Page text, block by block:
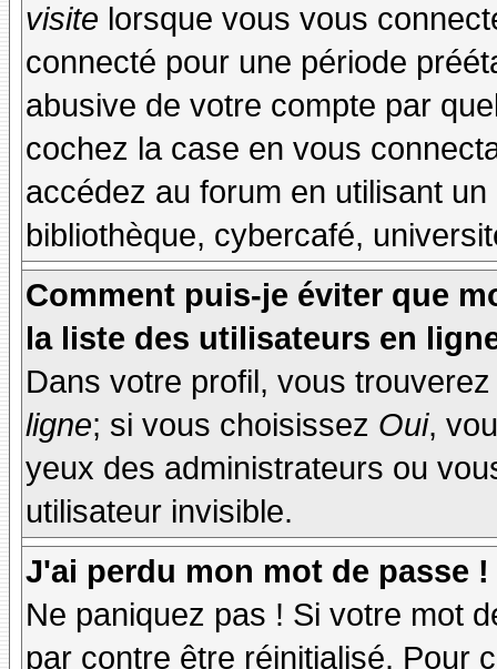
visite lorsque vous vous
connecté pour une période
abusive de votre compte par
cochez la case en vous
accédez au forum en utilisant
bibliothèque, cybercafé,
Comment puis-je éviter que
la liste des utilisateurs en
Dans votre profil, vous
ligne; si vous choisissez Oui,
yeux des administrateurs ou
utilisateur invisible.
J'ai perdu mon mot de passe !
Ne paniquez pas ! Si votre mot
par contre être réinitialisé. Pour